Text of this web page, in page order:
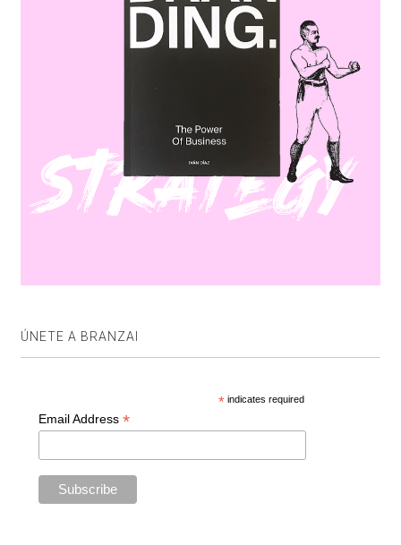
ÚNETE A BRANZAI
* indicates required
Email Address *